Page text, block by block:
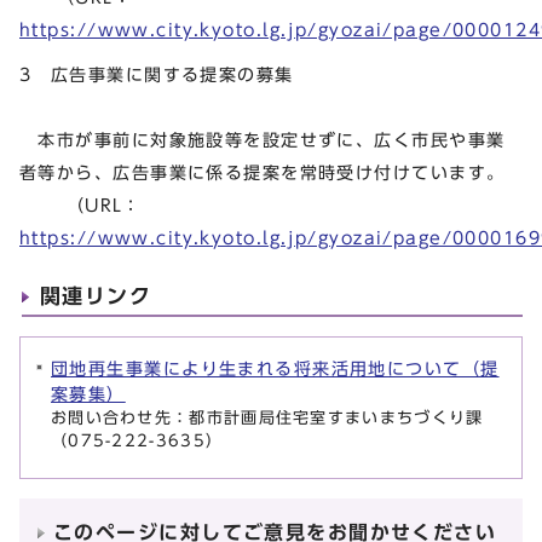
https://www.city.kyoto.lg.jp/gyozai/page/
3 広告事業に関する提案の募集
本市が事前に対象施設等を設定せずに、広く市民や事業
者等から、広告事業に係る提案を常時受け付けています。
（URL：
https://www.city.kyoto.lg.jp/gyozai/page/
関連リンク
団地再生事業により生まれる将来活用地について（提
案募集）
お問い合わせ先：都市計画局住宅室すまいまちづくり課
（075-222-3635）
このページに対してご意見をお聞かせください